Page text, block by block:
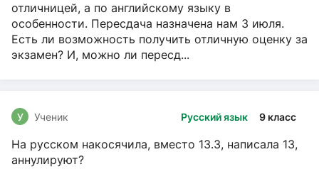
отличницей, а по английскому языку в
особенности. Пересдача назначена нам 3 июля.
Есть ли возможность получить отличную оценку за
экзамен? И, можно ли пересд...
Русский язык 9 класс
У Ученик
На русском накосячила, вместо 13.3, написала 13,
аннулируют?